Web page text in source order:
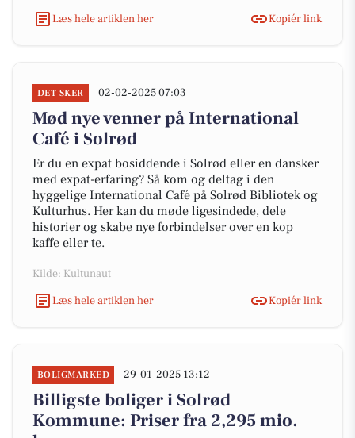
Læs hele artiklen her
Kopiér link
DET SKER 02-02-2025 07:03
Mød nye venner på International
Café i Solrød
Er du en expat bosiddende i Solrød eller en dansker
med expat-erfaring? Så kom og deltag i den
hyggelige International Café på Solrød Bibliotek og
Kulturhus. Her kan du møde ligesindede, dele
historier og skabe nye forbindelser over en kop
kaffe eller te.
Kilde: Kultunaut
Læs hele artiklen her
Kopiér link
BOLIGMARKED 29-01-2025 13:12
Billigste boliger i Solrød
Kommune: Priser fra 2,295 mio.